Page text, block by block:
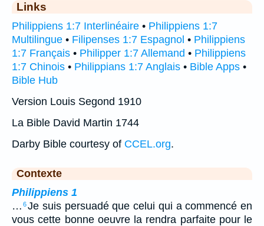
Links
Philippiens 1:7 Interlinéaire • Philippiens 1:7
Multilingue • Filipenses 1:7 Espagnol • Philippiens
1:7 Français • Philipper 1:7 Allemand • Philippiens
1:7 Chinois • Philippians 1:7 Anglais • Bible Apps •
Bible Hub
Version Louis Segond 1910
La Bible David Martin 1744
Darby Bible courtesy of CCEL.org.
Contexte
Philippiens 1
… 6Je suis persuadé que celui qui a commencé en
vous cette bonne oeuvre la rendra parfaite pour le